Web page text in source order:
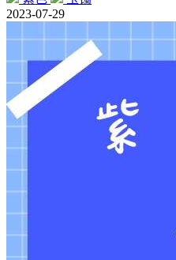
2023-07-29